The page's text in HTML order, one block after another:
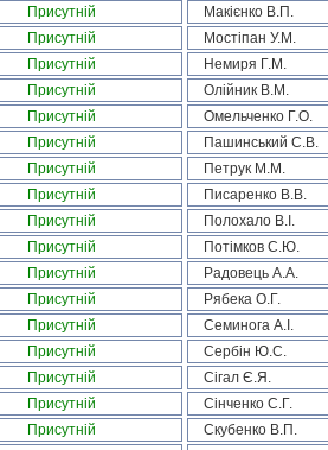
Присутній Макієнко В.П.
Присутній Мостіпан У.М.
Присутній Немиря Г.М.
Присутній Олійник В.М.
Присутній Омельченко Г.О.
Присутній Пашинський С.В.
Присутній Петрук М.М.
Присутній Писаренко В.В.
Присутній Полохало В.І.
Присутній Потімков С.Ю.
Присутній Радовець А.А.
Присутній Рябека О.Г.
Присутній Семинога А.І.
Присутній Сербін Ю.С.
Присутній Сігал Є.Я.
Присутній Сінченко С.Г.
Присутній Скубенко В.П.